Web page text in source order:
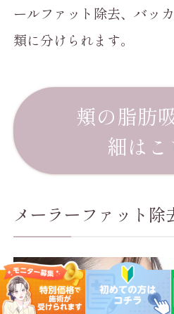
ールファット除去、バッ
類に分けられます。
頬の脂肪
細はこ
メーラーファット除